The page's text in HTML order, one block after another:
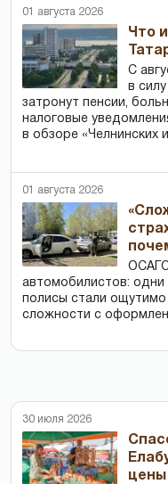
01 августа 2026
Что
С
в
затронут пенсии,
налоговые
в обзоре «Челнинских
01 августа 2026
ОСАГО
автомобилистов:
полисы стали
сложности с
30 июля 2026
цены